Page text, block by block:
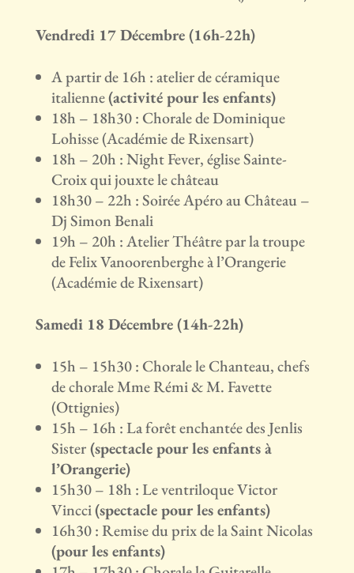
Vendredi 17 Décembre (16h-22h)
A partir de 16h : atelier de céramique
italienne(activité pour les enfants)
18h – 18h30 : Chorale de Dominique
Lohisse (Académie de Rixensart)
18h – 20h : Night Fever, église Sainte-
Croix qui jouxte le château
18h30 – 22h : Soirée Apéro au Château –
Dj Simon Benali
19h – 20h : Atelier Théâtre par la troupe
de Felix Vanoorenberghe à l’Orangerie
(Académie de Rixensart)
Samedi 18 Décembre (14h-22h)
15h – 15h30 : Chorale le Chanteau, chefs
de chorale Mme Rémi & M. Favette
(Ottignies)
15h – 16h : La forêt enchantée des Jenlis
Sister(spectacle pour les enfants à
l’Orangerie)
15h30 – 18h : Le ventriloque Victor
Vincci(spectacle pour les enfants)
16h30 : Remise du prix de la Saint Nicolas
(pour les enfants)